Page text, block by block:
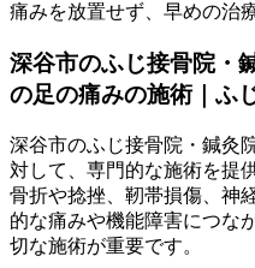
痛みを放置せず、早めの治
深谷市のふじ接骨院・
の足の痛みの施術｜ふ
深谷市のふじ接骨院・鍼灸
対して、専門的な施術を提
骨折や捻挫、靭帯損傷、神
的な痛みや機能障害につな
切な施術が重要です。